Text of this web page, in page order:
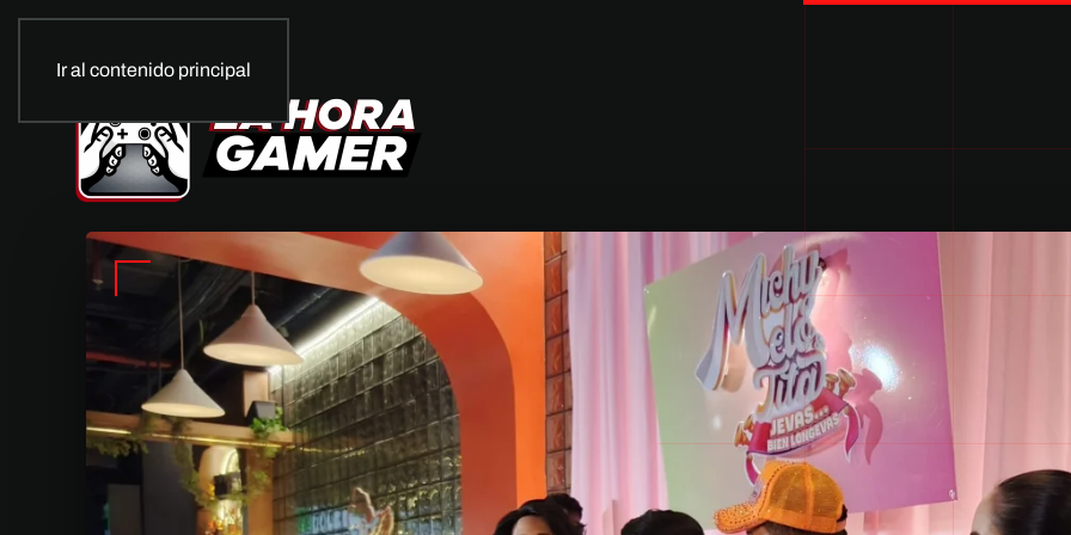
Ir al contenido principal